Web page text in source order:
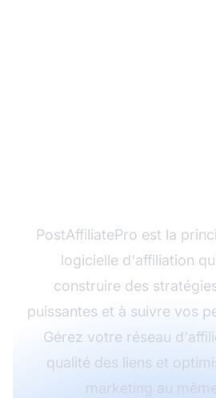
PostAffiliatePro est la
logicielle d'affiliation
construire des
puissantes et à suivre vos
Gérez votre réseau
qualité des liens et
marketing au